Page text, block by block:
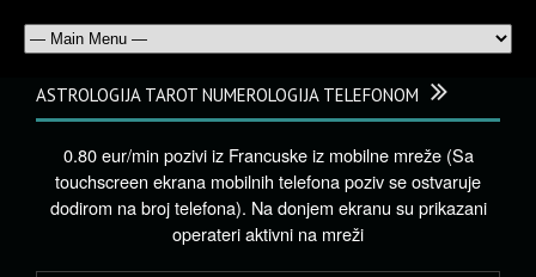
ASTROLOGIJA TAROT NUMEROLOGIJA TELEFONOM
0.80 eur/min pozivi iz Francuske iz mobilne mreže (Sa
touchscreen ekrana mobilnih telefona poziv se ostvaruje
dodirom na broj telefona). Na donjem ekranu su prikazani
operateri aktivni na mreži